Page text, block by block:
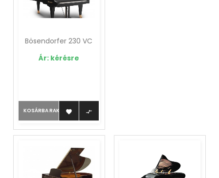
Bösendorfer 230 VC
Ár: kérésre
KOSÁRBA RAKOM 